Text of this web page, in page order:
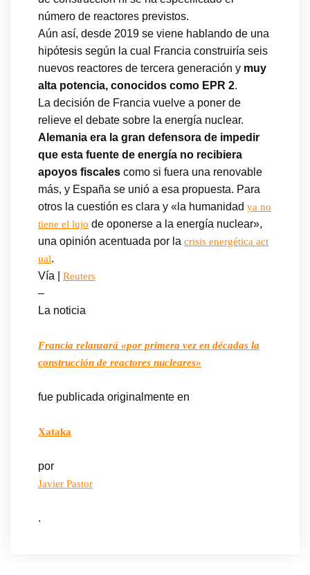
número de reactores previstos.
Aún así, desde 2019 se viene hablando de una
hipótesis según la cual Francia construiría seis
nuevos reactores de tercera generación y muy
alta potencia, conocidos como EPR 2.
La decisión de Francia vuelve a poner de
relieve el debate sobre la energía nuclear.
Alemania era la gran defensora de impedir
que esta fuente de energía no recibiera
apoyos fiscales como si fuera una renovable
más, y España se unió a esa propuesta. Para
otros la cuestión es clara y «la humanidad ya no
tiene el lujo de oponerse a la energía nuclear»,
una opinión acentuada por la crisis energética act
ual.
Vía | Reuters
–
La noticia
Francia relanzará «por primera vez en décadas la
construcción de reactores nucleares»
fue publicada originalmente en
Xataka
por
Javier Pastor
.